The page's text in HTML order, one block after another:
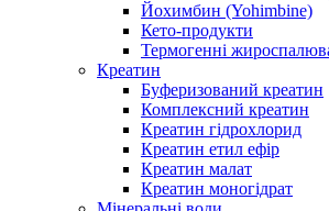
Йохимбин (Yohimbine)
Кето-продукти
Термогенні
Креатин
Буферизований креатин
Комплексний креатин
Креатин гідрохлорид
Креатин етил ефір
Креатин малат
Креатин моногідрат